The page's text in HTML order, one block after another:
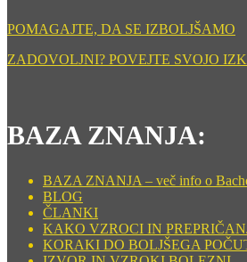
POMAGAJTE, DA SE IZBOLJŠAMO
ZADOVOLJNI? POVEJTE SVOJO
BAZA ZNANJA:
BAZA ZNANJA – več info o
BLOG
ČLANKI
KAKO VZROCI IN
KORAKI DO BOLJŠEGA